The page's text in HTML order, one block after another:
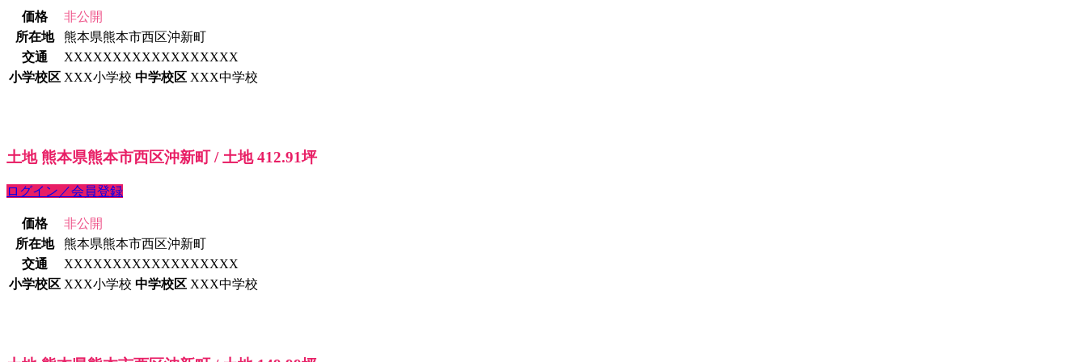
価格
非公開
所在地
熊本県熊本市西区沖新町
交通
XXXXXXXXXXXXXXXXXX
小学校区 XXX小学校 中学校区 XXX中学校
土地 熊本県熊本市西区沖新町 / 土地 412.91坪
ログイン／会員登録
価格
非公開
所在地
熊本県熊本市西区沖新町
交通
XXXXXXXXXXXXXXXXXX
小学校区 XXX小学校 中学校区 XXX中学校